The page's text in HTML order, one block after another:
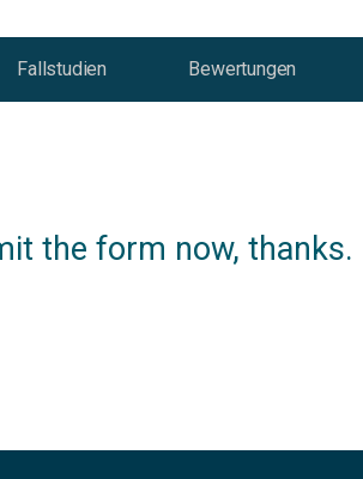
Fallstudien Bewertungen
the form now, thanks.